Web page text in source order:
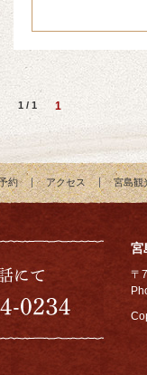
1 / 1 1
約 アクセス 宮島観
宮
〒